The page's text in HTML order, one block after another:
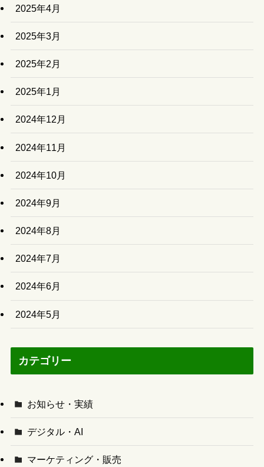
2025年4月
2025年3月
2025年2月
2025年1月
2024年12月
2024年11月
2024年10月
2024年9月
2024年8月
2024年7月
2024年6月
2024年5月
カテゴリー
お知らせ・実績
デジタル・AI
マーケティング・販売